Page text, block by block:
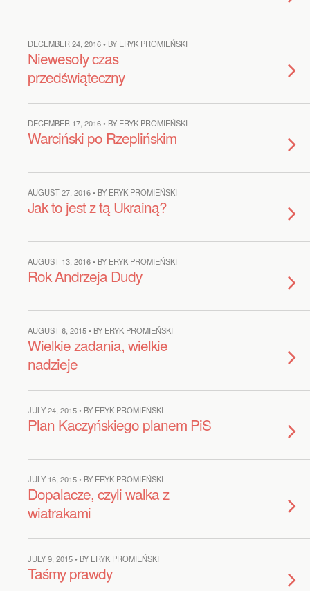
DECEMBER 24, 2016 • BY ERYK PROMIEŃSKI
Niewesoły czas
przedświąteczny
DECEMBER 17, 2016 • BY ERYK PROMIEŃSKI
Warciński po Rzeplińskim
AUGUST 27, 2016 • BY ERYK PROMIEŃSKI
Jak to jest z tą Ukrainą?
AUGUST 13, 2016 • BY ERYK PROMIEŃSKI
Rok Andrzeja Dudy
AUGUST 6, 2015 • BY ERYK PROMIEŃSKI
Wielkie zadania, wielkie
nadzieje
JULY 24, 2015 • BY ERYK PROMIEŃSKI
Plan Kaczyńskiego planem PiS
JULY 16, 2015 • BY ERYK PROMIEŃSKI
Dopalacze, czyli walka z
wiatrakami
JULY 9, 2015 • BY ERYK PROMIEŃSKI
Taśmy prawdy